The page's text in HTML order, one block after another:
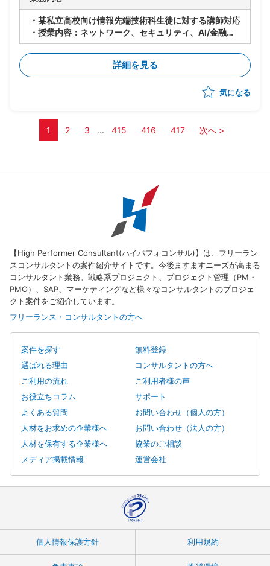
・某私立高校向け情報先端技術科生徒に対する講師対応
・授業内容：ネットワーク、セキュリティ、AI/金融工
学(高校生向けのため企業におけるお金の話)、情報Ⅰ
・授業日：月曜(9:40～12:40、13:15～15:30)、水曜
・2クラス、50人弱程度の生徒が対象
・その他、授業に使うコンテンツの制作やテスト作成、
え、学生に興味を持たせたり覚えてもらうことが重要
詳細を見る
気になる
1 2 3 ... 415 416 417 次へ >
【High Performer Consultant(ハイパフォコンサル)】は、フリーラン
スコンサルタントの案件紹介サイトです。今後ますますニーズが高まる
コンサルタント業務。戦略系プロジェクト、プロジェクト管理（PM・
PMO）、SAP、マーケティングなど様々なコンサルタントのプロジェ
クト案件をご紹介しています。
フリーランス・コンサルタントの方へ
案件を探す
無料登録
選ばれる理由
コンサルタントの方へ
ご利用の流れ
ご利用者様の声
お役立ちコラム
サポート
よくある質問
お問い合わせ（個人の方）
人材をお求めの企業様へ
お問い合わせ（法人の方）
人材を保有する企業様へ
協業のご相談
メディア掲載情報
運営会社
個人情報保護方針 利用規約